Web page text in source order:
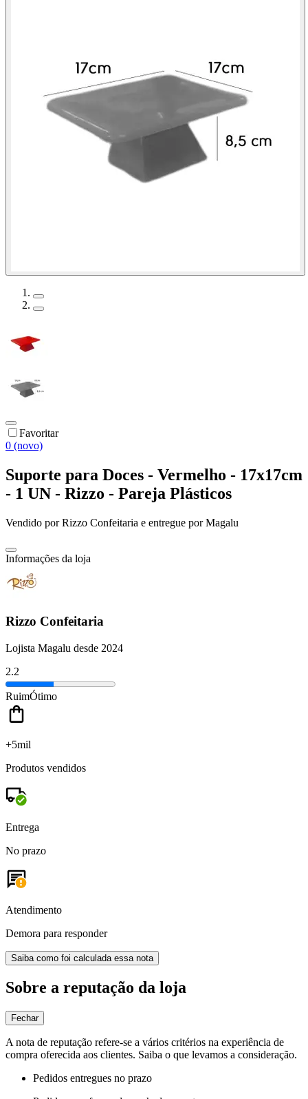
Favoritar
0 (novo)
Suporte para Doces - Vermelho - 17x17cm
- 1 UN - Rizzo - Pareja Plásticos
Vendido porRizzo Confeitaria e entregue por Magalu
Informações da loja
Rizzo Confeitaria
Lojista Magalu desde 2024
2.2
RuimÓtimo
+5mil
Produtos vendidos
Entrega
No prazo
Atendimento
Demora para responder
Saiba como foi calculada essa nota
Sobre a reputação da loja
Fechar
A nota de reputação refere-se a vários critérios na experiência de
compra oferecida aos clientes. Saiba o que levamos a consideração.
Pedidos entregues no prazo